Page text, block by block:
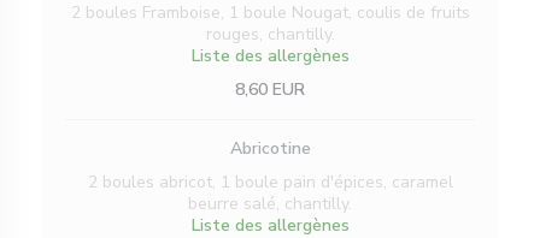
2 boules Framboise, 1 boule Nougat, coulis de fruits
rouges, chantilly.
Liste des allergènes
8,60 EUR
Abricotine
2 boules abricot, 1 boule pain d'épices, caramel
beurre salé, chantilly.
Liste des allergènes